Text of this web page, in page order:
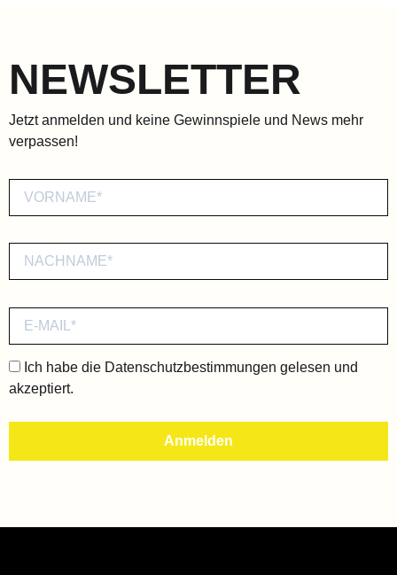
NEWSLETTER
Jetzt anmelden und keine Gewinnspiele und News mehr
verpassen!
Ich habe die Datenschutzbestimmungen gelesen und
akzeptiert.